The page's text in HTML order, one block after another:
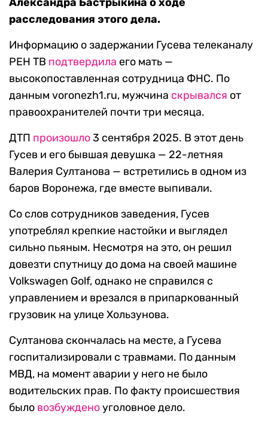
расследования этого дела.
Информацию о задержании Гусева телеканалу
РЕН ТВ подтвердила его мать —
высокопоставленная сотрудница ФНС. По
данным voronezh1.ru, мужчина скрывался от
правоохранителей почти три месяца.
ДТП произошло3 сентября 2025. В этот день
Гусев и его бывшая девушка — 22-летняя
Валерия Султанова — встретились в одном из
баров Воронежа, где вместе выпивали.
Со слов сотрудников заведения, Гусев
употреблял крепкие настойки и выглядел
сильно пьяным. Несмотря на это, он решил
довезти спутницу до дома на своей машине
Volkswagen Golf, однако не справился с
управлением и врезался в припаркованный
грузовик на улице Хользунова.
Султанова скончалась на месте, а Гусева
госпитализировали с травмами. По данным
МВД, на момент аварии у него не было
водительских прав. По факту происшествия
было возбужденоуголовное дело.